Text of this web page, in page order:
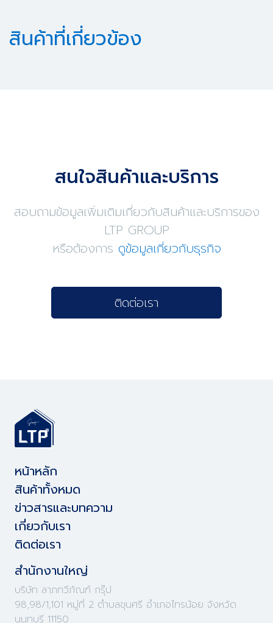
สินค้าที่เกี่ยวข้อง
สนใจสินค้าและบริการ
สอบถามข้อมูลเพิ่มเติมเกี่ยวกับสินค้าและบริการของ
LTP GROUP
หรือต้องการ ดูข้อมูลเกี่ยวกับธุรกิจ
ติดต่อเรา
หน้าหลัก
สินค้าทั้งหมด
ข่าวสารและบทความ
เกี่ยวกับเรา
ติดต่อเรา
สำนักงานใหญ่
บริษัท ลาภทวีภัณฑ์ กรุ๊ป
98,98/1,101 หมู่ที่ 2 ตำบลขุนศรี อำเภอไทรน้อย จังหวัด
นนทบุรี 11150